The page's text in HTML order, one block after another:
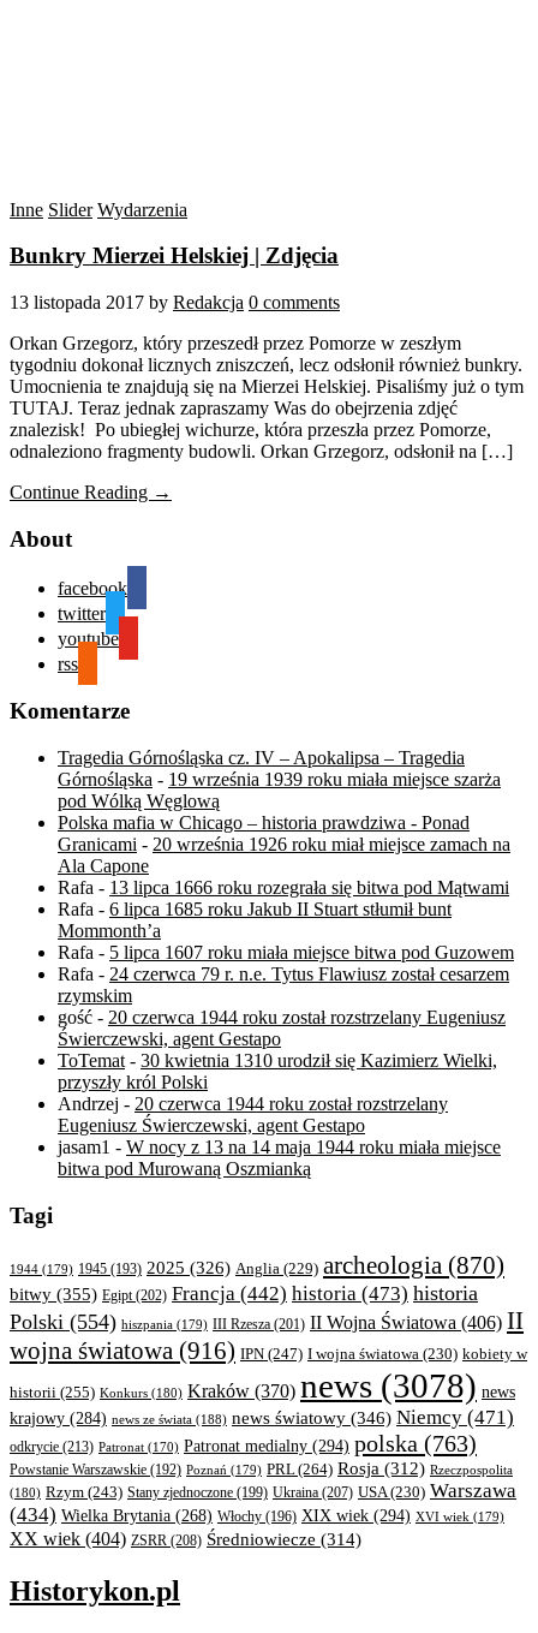
Inne Slider Wydarzenia
Bunkry Mierzei Helskiej | Zdjęcia
13 listopada 2017 by Redakcja 0 comments
Orkan Grzegorz, który przeszedł przez Pomorze w zeszłym
tygodniu dokonał licznych zniszczeń, lecz odsłonił również bunkry.
Umocnienia te znajdują się na Mierzei Helskiej. Pisaliśmy już o tym
TUTAJ. Teraz jednak zapraszamy Was do obejrzenia zdjęć
znalezisk! Po ubiegłej wichurze, która przeszła przez Pomorze,
odnaleziono fragmenty budowli. Orkan Grzegorz, odsłonił na […]
Continue Reading →
About
facebook
twitter
youtube
rss
Komentarze
Tragedia Górnośląska cz. IV – Apokalipsa – Tragedia
Górnośląska - 19 września 1939 roku miała miejsce szarża
pod Wólką Węglową
Polska mafia w Chicago – historia prawdziwa - Ponad
Granicami - 20 września 1926 roku miał miejsce zamach na
Ala Capone
Rafa - 13 lipca 1666 roku rozegrała się bitwa pod Mątwami
Rafa - 6 lipca 1685 roku Jakub II Stuart stłumił bunt
Mommonth’a
Rafa - 5 lipca 1607 roku miała miejsce bitwa pod Guzowem
Rafa - 24 czerwca 79 r. n.e. Tytus Flawiusz został cesarzem
rzymskim
gość - 20 czerwca 1944 roku został rozstrzelany Eugeniusz
Świerczewski, agent Gestapo
ToTemat - 30 kwietnia 1310 urodził się Kazimierz Wielki,
przyszły król Polski
Andrzej - 20 czerwca 1944 roku został rozstrzelany
Eugeniusz Świerczewski, agent Gestapo
jasam1 - W nocy z 13 na 14 maja 1944 roku miała miejsce
bitwa pod Murowaną Oszmianką
Tagi
1944 (179) 1945 (193) 2025 (326) Anglia (229) archeologia (870)
bitwy (355) Egipt(202) Francja (442) historia (473) historia
Polski (554) hiszpania (179) III Rzesza (201) II Wojna Światowa (406) II
wojna światowa (916) IPN (247) I wojna światowa (230) kobiety w
historii (255) Konkurs (180) Kraków (370) news (3078) news
krajowy (284) news ze świata (188) news światowy (346) Niemcy (471)
odkrycie (213) Patronat (170) Patronat medialny (294) polska (763)
Powstanie Warszawskie (192) Poznań (179) PRL(264) Rosja (312) Rzeczpospolita
(180) Rzym (243) Stany zjednoczone (199) Ukraina (207) USA(230) Warszawa
(434) Wielka Brytania (268) Włochy (196) XIX wiek (294) XVI wiek (179)
XX wiek (404) ZSRR (208) Średniowiecze (314)
Historykon.pl